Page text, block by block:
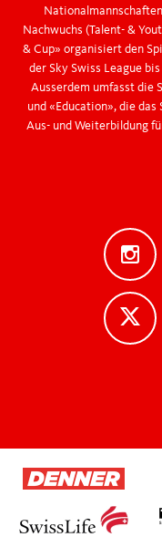
Nachwuchs (Talent- &
& Cup» organisiert den
der Sky Swiss League
Ausserdem umfasst die
und «Education», die
Aus- und Weiterbildung